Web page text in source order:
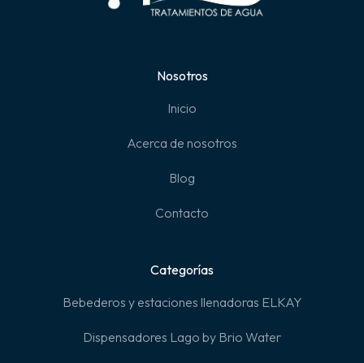
Nosotros
Inicio
Acerca de nosotros
Blog
Contacto
Categorías
Bebederos y estaciones llenadoras ELKAY
Dispensadores Lago by Brio Water